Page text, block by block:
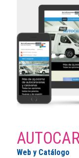
Web y Catálogo